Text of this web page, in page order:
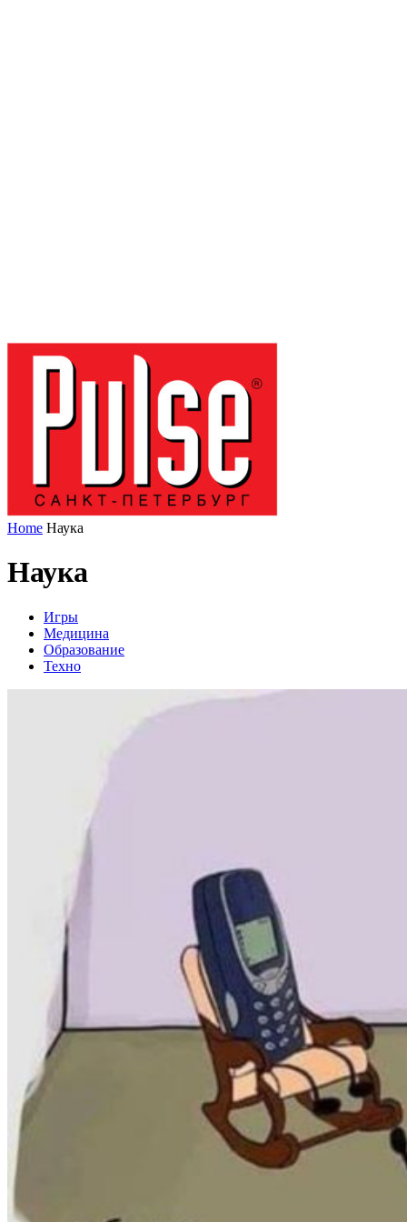
Home Наука
Наука
Игры
Медицина
Образование
Техно